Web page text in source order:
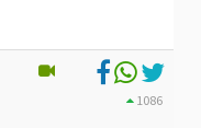
1086